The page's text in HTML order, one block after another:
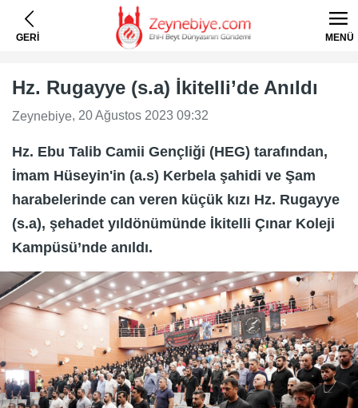
GERİ MENÜ
Hz. Rugayye (s.a) İkitelli’de Anıldı
Zeynebiye, 20 Ağustos 2023 09:32
Hz. Ebu Talib Camii Gençliği (HEG) tarafından,
İmam Hüseyin'in (a.s) Kerbela şahidi ve Şam
harabelerinde can veren küçük kızı Hz. Rugayye
(s.a), şehadet yıldönümünde İkitelli Çınar Koleji
Kampüsü’nde anıldı.